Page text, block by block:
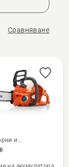
Сравняване
и
верижни